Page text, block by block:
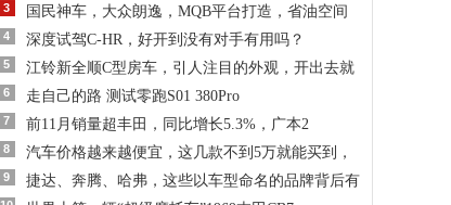
3 国民神车，大众朗逸，MQB平台打造，省油空间
4 深度试驾C-HR，好开到没有对手有用吗？
5 江铃新全顺C型房车，引人注目的外观，开出去就
6 走自己的路 测试零跑S01 380Pro
7 前11月销量超丰田，同比增长5.3%，广本2
8 汽车价格越来越便宜，这几款不到5万就能买到，
9 捷达、奔腾、哈弗，这些以车型命名的品牌背后有